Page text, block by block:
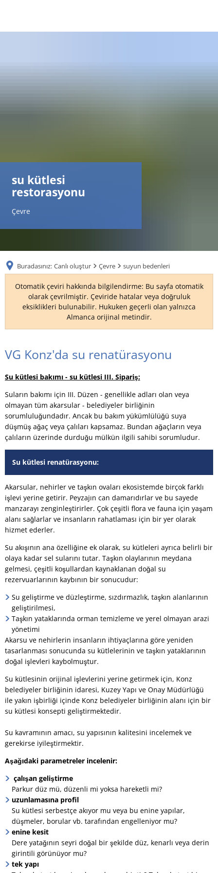
su kütlesi
restorasyonu
Çevre
Buradasınız: Canlı oluştur Çevre suyun bedenleri
Otomatik çeviri hakkında bilgilendirme: Bu sayfa otomatik
olarak çevrilmiştir. Çeviride hatalar veya doğruluk
eksiklikleri bulunabilir. Hukuken geçerli olan yalnızca
Almanca orijinal metindir.
suyun
bedenleri
VG Konz'da su renatürasyonu
Su kütlesi bakımı - su kütlesi III. Sipariş:
Suların bakımı için III. Düzen - genellikle adları olan veya
olmayan tüm akarsular - belediyeler birliğinin
sorumluluğundadır. Ancak bu bakım yükümlülüğü suya
düşmüş ağaç veya çalıları kapsamaz. Bundan ağaçların veya
çalıların üzerinde durduğu mülkün ilgili sahibi sorumludur.
Su kütlesi renatürasyonu:
Akarsular, nehirler ve taşkın ovaları ekosistemde birçok farklı
işlevi yerine getirir. Peyzajın can damarıdırlar ve bu sayede
manzarayı zenginleştirirler. Çok çeşitli flora ve fauna için yaşam
alanı sağlarlar ve insanların rahatlaması için bir yer olarak
hizmet ederler.
Su akışının ana özelliğine ek olarak, su kütleleri ayrıca belirli bir
olaya kadar sel sularını tutar. Taşkın olaylarının meydana
gelmesi, çeşitli koşullardan kaynaklanan doğal su
rezervuarlarının kaybının bir sonucudur:
Su geliştirme ve düzleştirme, sızdırmazlık, taşkın alanlarının
geliştirilmesi,
Taşkın yataklarında orman temizleme ve yerel olmayan arazi
yönetimi
Akarsu ve nehirlerin insanların ihtiyaçlarına göre yeniden
tasarlanması sonucunda su kütlelerinin ve taşkın yataklarının
doğal işlevleri kaybolmuştur.
Su kütlesinin orijinal işlevlerini yerine getirmek için, Konz
belediyeler birliğinin idaresi, Kuzey Yapı ve Onay Müdürlüğü
ile yakın işbirliği içinde Konz belediyeler birliğinin alanı için bir
su kütlesi konsepti geliştirmektedir.
Su kavramının amacı, su yapısının kalitesini incelemek ve
gerekirse iyileştirmektir.
Aşağıdaki parametreler incelenir:
çalışan geliştirme
Parkur düz mü, düzenli mi yoksa hareketli mi?
uzunlamasına profil
Su kütlesi serbestçe akıyor mu veya bu enine yapılar,
düşmeler, borular vb. tarafından engelleniyor mu?
enine kesit
Dere yatağının seyri doğal bir şekilde düz, kenarlı veya derin
girintili görünüyor mu?
tek yapı